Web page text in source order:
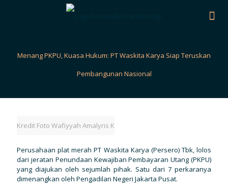
Menang PKPU, Kuasa Hukum: PT Waskita Karya Siap Teruskan
Pembangunan Nasional
Kredit Foto Wafiyyah Amalyris K
Perusahaan plat merah PT Waskita Karya (Persero) Tbk, lolos
dari jeratan Penundaan Kewajiban Pembayaran Utang (PKPU)
yang diajukan oleh sejumlah pihak. Satu dari 7 perkaranya
dimenangkan oleh Pengadilan Negeri Jakarta Pusat.